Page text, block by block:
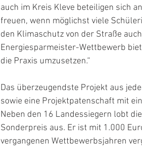
auch im Kreis Kleve beteiligen sich
freuen, wenn möglichst viele
den Klimaschutz von der Straße
Energiesparmeister-Wettbewerb
die Praxis umzusetzen.“
Das überzeugendste Projekt aus
sowie eine Projektpatenschaft mit
Neben den 16 Landessiegern lobt
Sonderpreis aus. Er ist mit 1.000
vergangenen Wettbewerbsjahren